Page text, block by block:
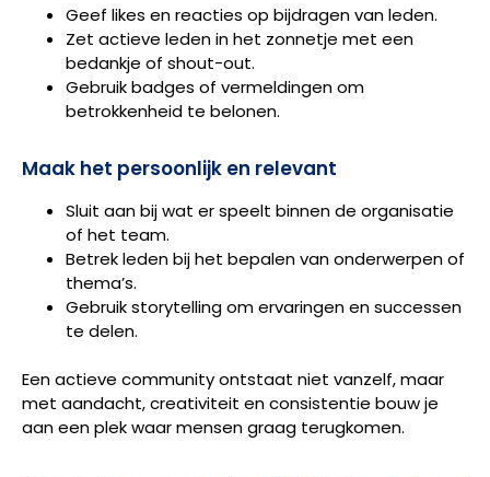
Geef likes en reacties op bijdragen van leden.
Zet actieve leden in het zonnetje met een
bedankje of shout-out.
Gebruik badges of vermeldingen om
betrokkenheid te belonen.
Maak het persoonlijk en relevant
Sluit aan bij wat er speelt binnen de organisatie
of het team.
Betrek leden bij het bepalen van onderwerpen of
thema’s.
Gebruik storytelling om ervaringen en successen
te delen.
Een actieve community ontstaat niet vanzelf, maar
met aandacht, creativiteit en consistentie bouw je
aan een plek waar mensen graag terugkomen.